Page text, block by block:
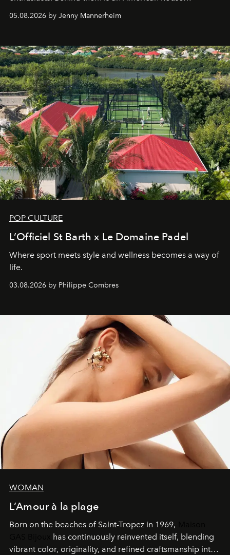
redefining the codes of contemporary perfumery with
an approach that is as intuitive as it is personal:
05.08.2026 by Jenny Mannerheim
POP CULTURE
L’Officiel St Barth x Le Domaine Padel
Where sport meets style and wellness becomes a way of
life.
03.08.2026 by Philippe Combres
WOMAN
L’Amour à la plage
Born on the beaches of Saint-Tropez in 1969,
has continuously reinvented itself, blending
vibrant color, originality, and refined craftsmanship into